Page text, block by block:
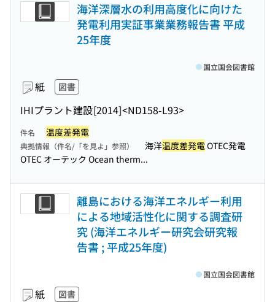
海洋深層水の利用高度化に向けた
発電利用実証事業業務報告書 平成
25年度
紙 図書
IHIプラント建設[2014]<ND158-L93>
国立国会図書館
件名 温度差発電
典拠情報（件名/「を見よ」参照） 海洋温度差発電OTEC発電
OTEC オーテック Ocean therm...
離島における海洋エネルギー利用
による地域活性化に関する調査研
究 (海洋エネルギー研究会研究報
告書 ; 平成25年度)
紙 図書
国立国会図書館